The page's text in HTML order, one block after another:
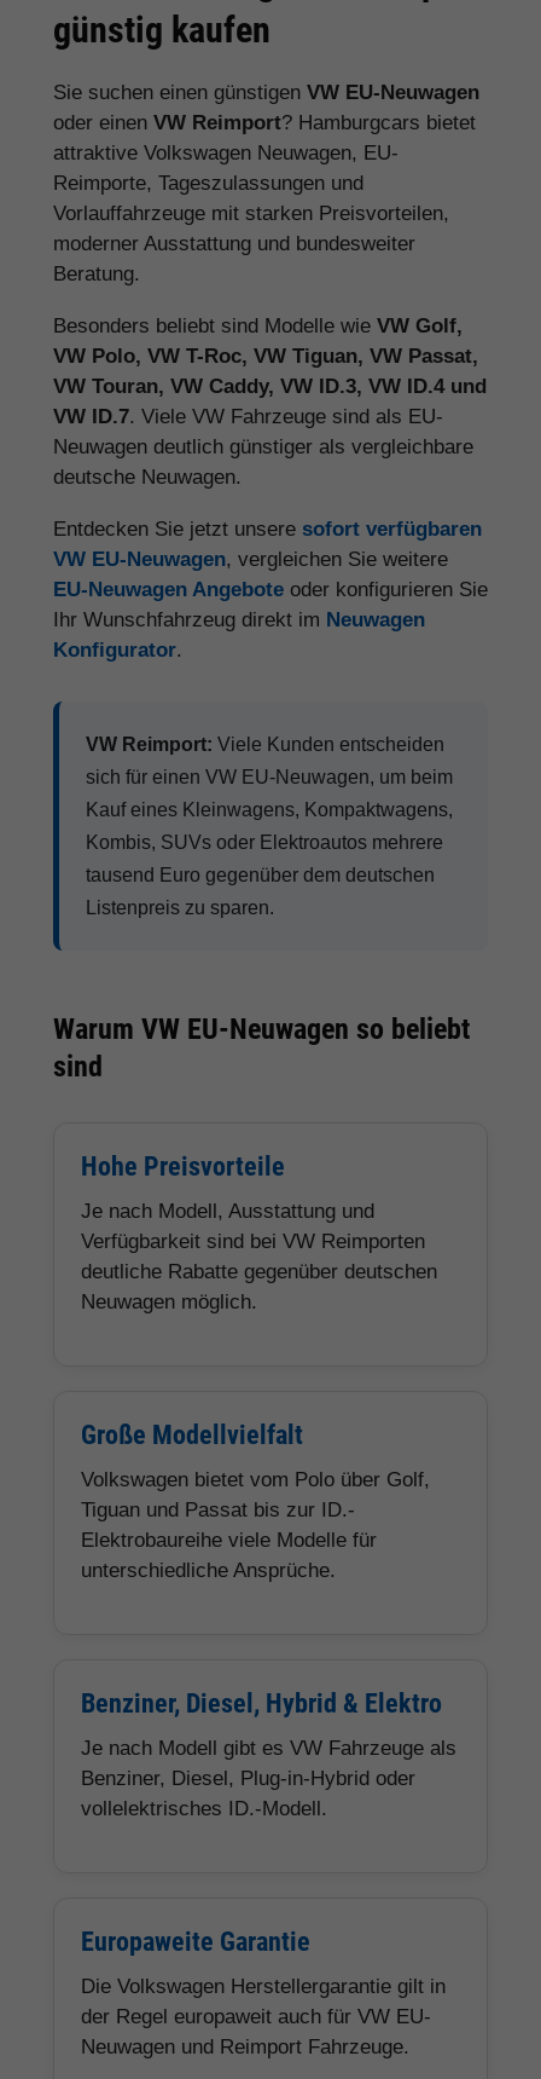
günstig kaufen
Sie suchen einen günstigen VW EU-Neuwagen
oder einen VW Reimport? Hamburgcars bietet
attraktive Volkswagen Neuwagen, EU-
Reimporte, Tageszulassungen und
Vorlauffahrzeuge mit starken Preisvorteilen,
moderner Ausstattung und bundesweiter
Beratung.
Besonders beliebt sind Modelle wie VW Golf,
VW Polo, VW T-Roc, VW Tiguan, VW Passat,
VW Touran, VW Caddy, VW ID.3, VW ID.4 und
VW ID.7. Viele VW Fahrzeuge sind als EU-
Neuwagen deutlich günstiger als vergleichbare
deutsche Neuwagen.
Entdecken Sie jetzt unsere sofort verfügbaren
VW EU-Neuwagen, vergleichen Sie weitere
EU-Neuwagen Angebote oder konfigurieren Sie
Ihr Wunschfahrzeug direkt im Neuwagen
Konfigurator.
VW Reimport: Viele Kunden entscheiden
sich für einen VW EU-Neuwagen, um beim
Kauf eines Kleinwagens, Kompaktwagens,
Kombis, SUVs oder Elektroautos mehrere
tausend Euro gegenüber dem deutschen
Listenpreis zu sparen.
Warum VW EU-Neuwagen so beliebt
sind
Hohe Preisvorteile
Je nach Modell, Ausstattung und
Verfügbarkeit sind bei VW Reimporten
deutliche Rabatte gegenüber deutschen
Neuwagen möglich.
Große Modellvielfalt
Volkswagen bietet vom Polo über Golf,
Tiguan und Passat bis zur ID.-
Elektrobaureihe viele Modelle für
unterschiedliche Ansprüche.
Benziner, Diesel, Hybrid & Elektro
Je nach Modell gibt es VW Fahrzeuge als
Benziner, Diesel, Plug-in-Hybrid oder
vollelektrisches ID.-Modell.
Europaweite Garantie
Die Volkswagen Herstellergarantie gilt in
der Regel europaweit auch für VW EU-
Neuwagen und Reimport Fahrzeuge.